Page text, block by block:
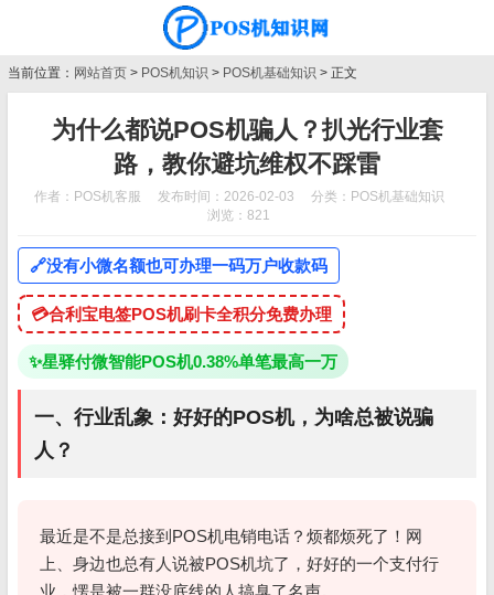
当前位置： 网站首页 > POS机知识 > POS机基础知识 > 正文
为什么都说POS机骗人？扒光行业套
路，教你避坑维权不踩雷
作者：POS机客服 发布时间：2026-02-03 分类： POS机基础知识
浏览：821
🔗没有小微名额也可办理一码万户收款码
💳合利宝电签POS机刷卡全积分免费办理
✨星驿付微智能POS机0.38%单笔最高一万
一、行业乱象：好好的POS机，为啥总被说骗
人？
最近是不是总接到POS机电销电话？烦都烦死了！网
上、身边也总有人说被POS机坑了，好好的一个支付行
业，愣是被一群没底线的人搞臭了名声。